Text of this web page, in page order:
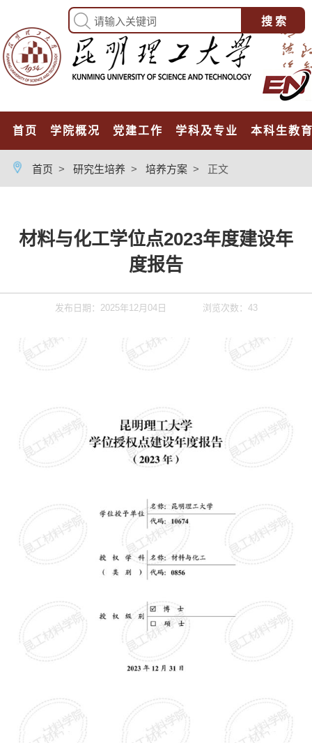
首页 学院概况 党建工作 学科及专业 本科生教
首页 > 研究生培养 > 培养方案 > 正文
材料与化工学位点2023年度建设年
度报告
发布日期：2025年12月04日 浏览次数： 43